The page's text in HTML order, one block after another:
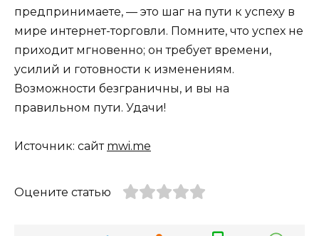
предпринимаете, — это шаг на пути к успеху в
мире интернет-торговли. Помните, что успех не
приходит мгновенно; он требует времени,
усилий и готовности к изменениям.
Возможности безграничны, и вы на
правильном пути. Удачи!
Источник: сайт mwi.me
Оцените статью